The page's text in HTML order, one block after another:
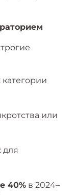
или
для
40% в 2024–